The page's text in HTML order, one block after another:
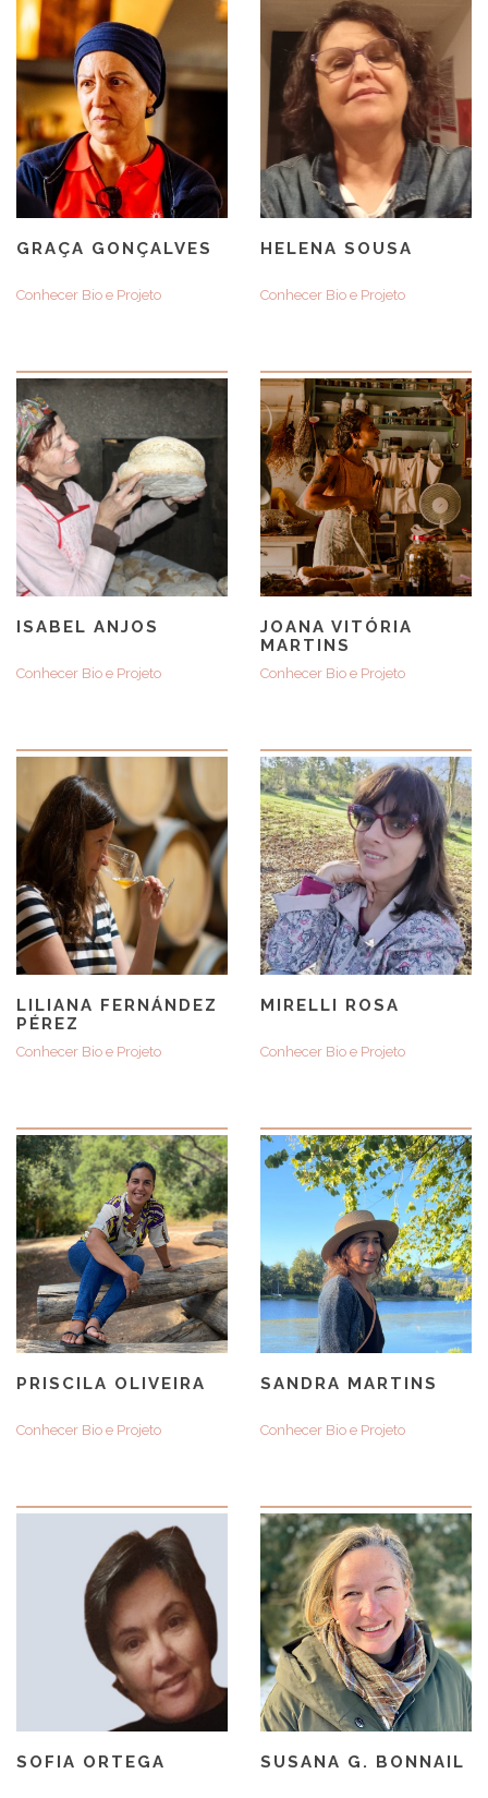
GRAÇA GONÇALVES
Conhecer Bio e Projeto
HELENA SOUSA
Conhecer Bio e Projeto
ISABEL ANJOS
Conhecer Bio e Projeto
JOANA VITÓRIA
MARTINS
Conhecer Bio e Projeto
LILIANA FERNÁNDEZ
PÉREZ
Conhecer Bio e Projeto
MIRELLI ROSA
Conhecer Bio e Projeto
PRISCILA OLIVEIRA
Conhecer Bio e Projeto
SANDRA MARTINS
Conhecer Bio e Projeto
SOFIA ORTEGA SUSANA G. BONNAIL